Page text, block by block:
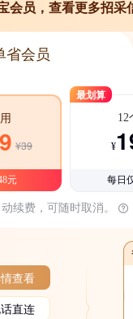
会员，查看更多招采
省会员
¥39
元
最划算
12
¥
每日
续费，可随时取消。
查看
直连